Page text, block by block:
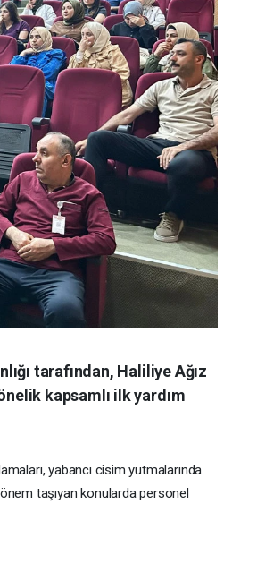
tarafından, Haliliye Ağız
kapsamlı ilk yardım
yabancı cisim yutmalarında
taşıyan konularda personel